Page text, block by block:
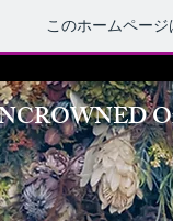
このホームページ